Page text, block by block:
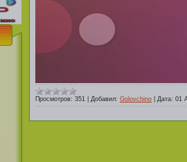
Просмотров: 351 Добавил: Golovchino Дата: 01